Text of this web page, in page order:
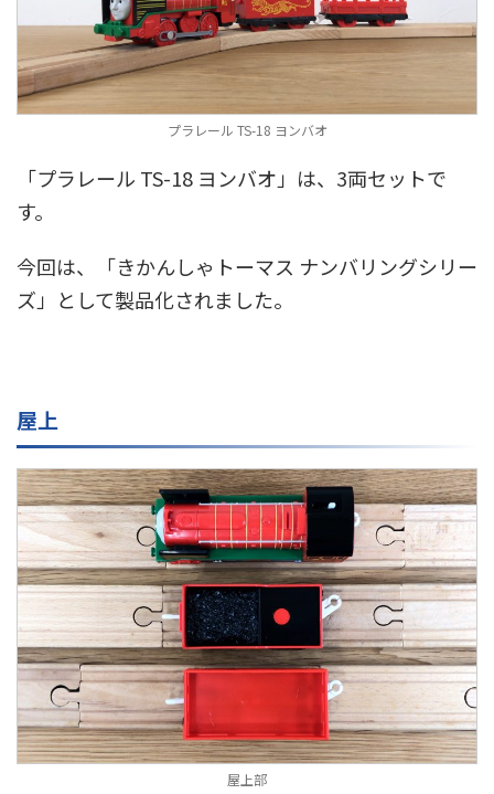
プラレール TS-18 ヨンバオ
「プラレール TS-18 ヨンバオ」は、3両セットで
す。
今回は、「きかんしゃトーマス ナンバリングシリー
ズ」として製品化されました。
屋上
屋上部